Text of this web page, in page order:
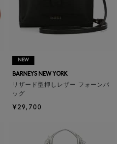
NEW
BARNEYS NEW YORK
リザード型押しレザー フォーンバ
ッグ
¥29,700